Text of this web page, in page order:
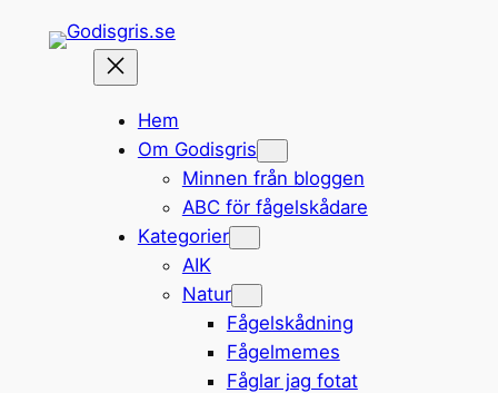
Hem
Om Godisgris
Minnen från bloggen
ABC för fågelskådare
Kategorier
AIK
Natur
Fågelskådning
Fågelmemes
Fåglar jag fotat